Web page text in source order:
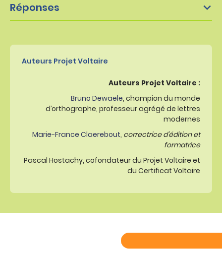
Réponses
Auteurs Projet Voltaire
Auteurs Projet Voltaire :
Bruno Dewaele, champion du monde
d’orthographe, professeur agrégé de lettres
modernes
Marie-France Claerebout, correctrice d’édition et
formatrice
Pascal Hostachy, cofondateur du Projet Voltaire et
du Certificat Voltaire